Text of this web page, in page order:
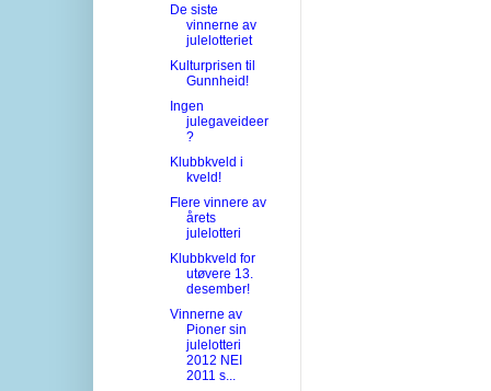
De siste
vinnerne av
julelotteriet
Kulturprisen til
Gunnheid!
Ingen
julegaveideer
?
Klubbkveld i
kveld!
Flere vinnere av
årets
julelotteri
Klubbkveld for
utøvere 13.
desember!
Vinnerne av
Pioner sin
julelotteri
2012 NEI
2011 s...